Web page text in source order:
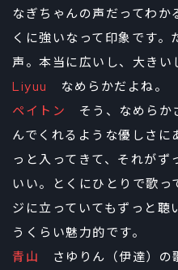
なぎちゃんの声だってわ
くに強いなって印象です
声。本当に広いし、大きい
Liyuu
なめらかだよね。
ペイトン そう、なめらか
んでくれるような優しさに
っと入ってきて、それが
いい。とくにひとりで歌っ
ジに立っていてもずっと聴
うくらい魅力的です。
青山 さゆりん（伊達）の